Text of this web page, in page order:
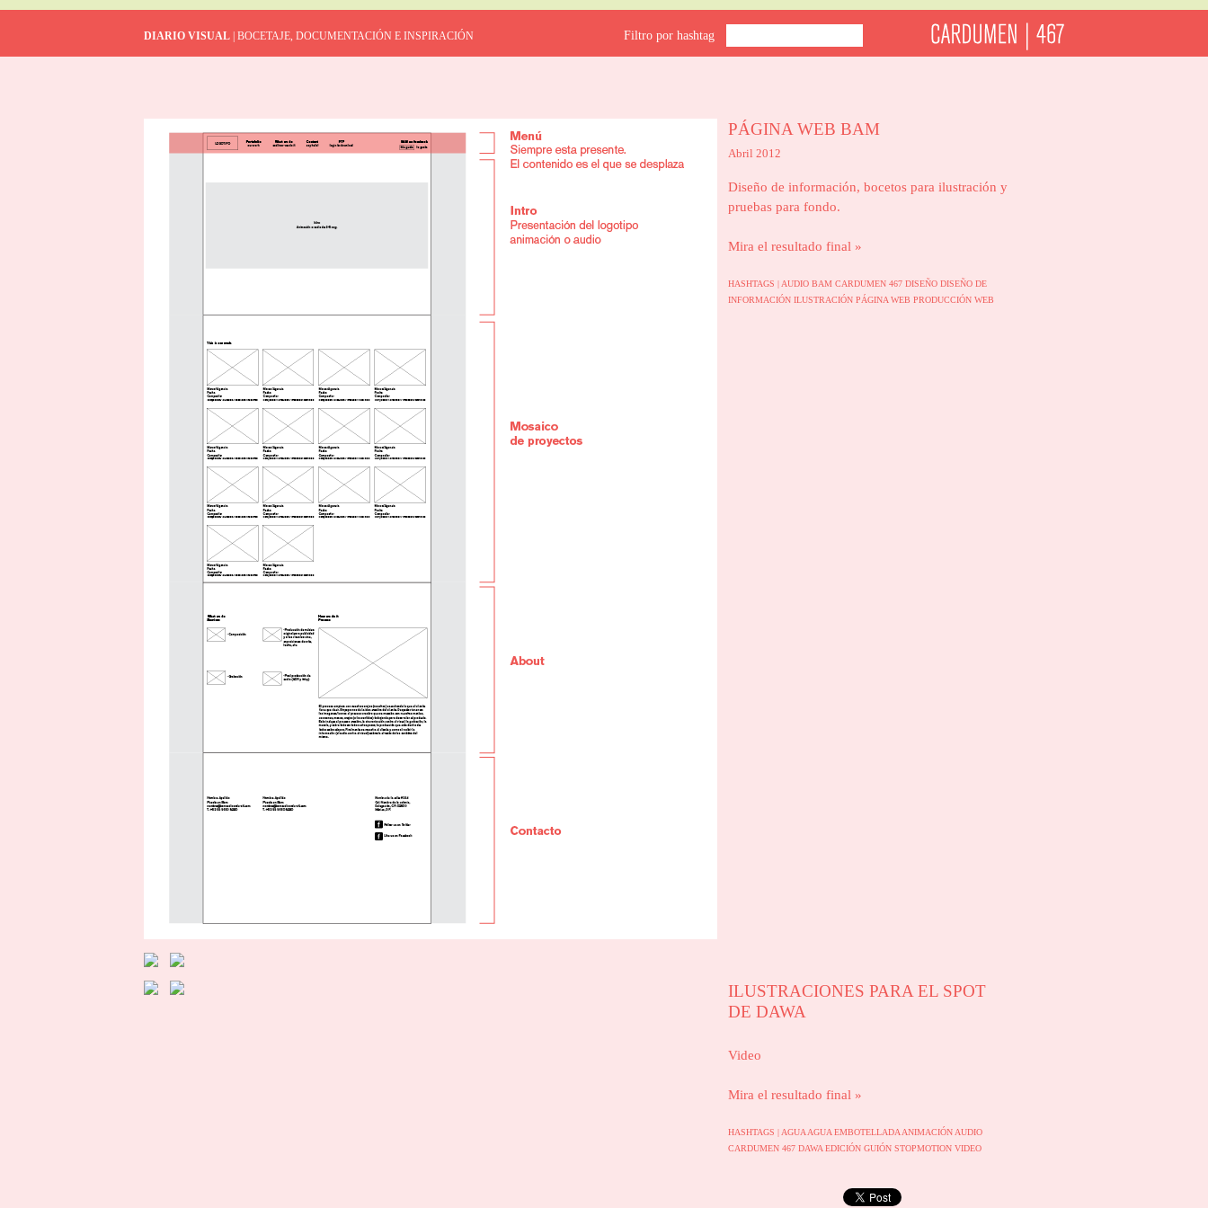
DIARIO VISUAL | BOCETAJE, DOCUMENTACIÓN E INSPIRACIÓN Filtro por hashtag
PÁGINA WEB BAM
Abril 2012
Diseño de información, bocetos para ilustración y
pruebas para fondo.
Mira el resultado final »
HASHTAGS | AUDIO BAM CARDUMEN 467 DISEÑO DISEÑO DE
INFORMACIÓN ILUSTRACIÓN PÁGINA WEB PRODUCCIÓN WEB
ILUSTRACIONES PARA EL SPOT
DE DAWA
Video
Mira el resultado final »
HASHTAGS | AGUA AGUA EMBOTELLADA ANIMACIÓN AUDIO
CARDUMEN 467 DAWA EDICIÓN GUIÓN STOPMOTION VIDEO